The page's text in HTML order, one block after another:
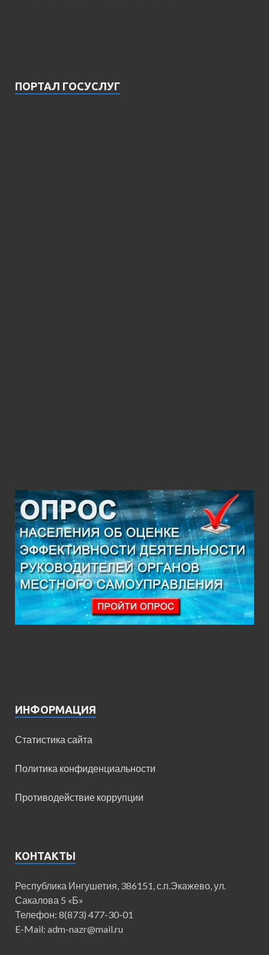
ПОРТАЛ ГОСУСЛУГ
ИНФОРМАЦИЯ
Статистика сайта
Политика конфиденциальности
Противодействие коррупции
КОНТАКТЫ
Республика Ингушетия, 386151, с.п.Экажево, ул.
Сакалова 5 «Б»
Телефон: 8(873) 477-30-01
E-Mail: adm-nazr@mail.ru